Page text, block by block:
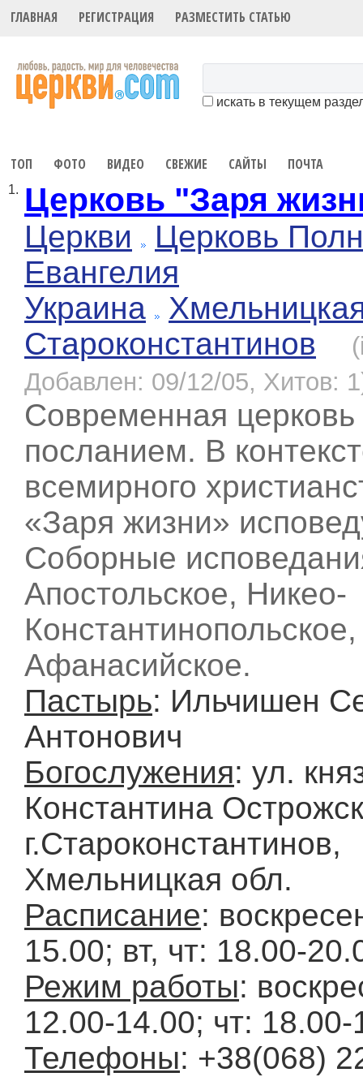
ГЛАВНАЯ РЕГИСТРАЦИЯ РАЗМЕСТИТЬ СТАТЬЮ
искать в текущем
ТОП ФОТО ВИДЕО СВЕЖИЕ САЙТЫ ПОЧТА
1. Церковь "Заря
Церкви
Церковь
Евангелия
Украина
Староконстантинов
Добавлен: 09/12/05, Хитов:
Современная
посланием. В
всемирного
«Заря жизни»
Соборные
Апостольское, Никео-
Константинопольское,
Афанасийское.
Пастырь: Ильчишен
Антонович
Богослужения: ул.
Константина
г.Староконстантинов,
Хмельницкая обл.
Расписание:
15.00; вт, чт: 18.00-
Режим работы:
12.00-14.00; чт: 18.00-
Телефоны: +38(068)